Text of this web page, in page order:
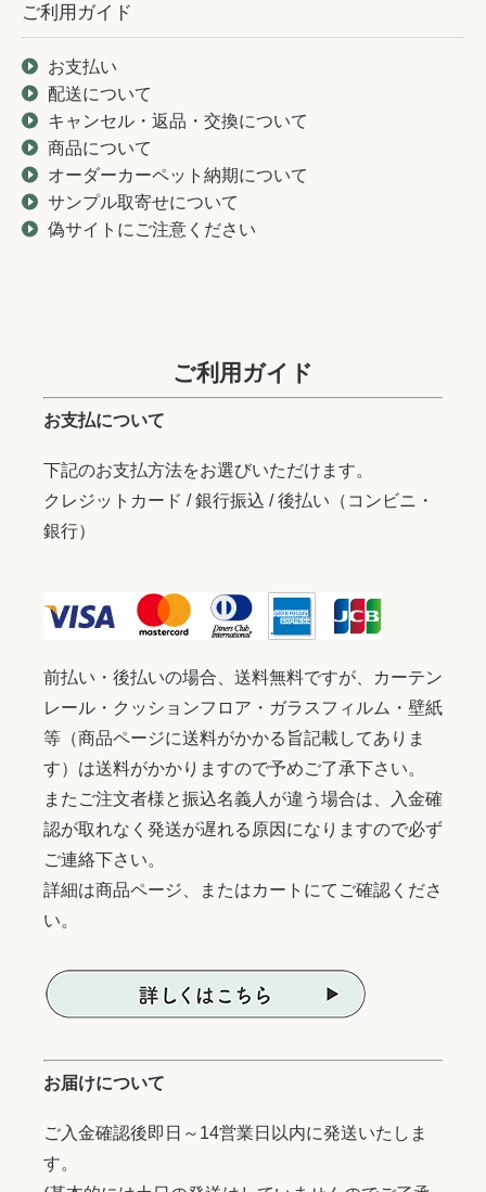
ご利用ガイド
お支払い
配送について
キャンセル・返品・交換について
商品について
オーダーカーペット納期について
サンプル取寄せについて
偽サイトにご注意ください
ご利用ガイド
お支払について
下記のお支払方法をお選びいただけます。
クレジットカード / 銀行振込 / 後払い（コンビニ・
銀行）
前払い・後払いの場合、送料無料ですが、カーテン
レール・クッションフロア・ガラスフィルム・壁紙
等（商品ページに送料がかかる旨記載してありま
す）は送料がかかりますので予めご了承下さい。
またご注文者様と振込名義人が違う場合は、入金確
認が取れなく発送が遅れる原因になりますので必ず
ご連絡下さい。
詳細は商品ページ、またはカートにてご確認くださ
い。
お届けについて
ご入金確認後即日～14営業日以内に発送いたしま
す。